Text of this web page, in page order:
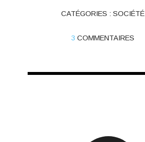
CATÉGORIES :SOCIÉTÉ
3 COMMENTAIRES